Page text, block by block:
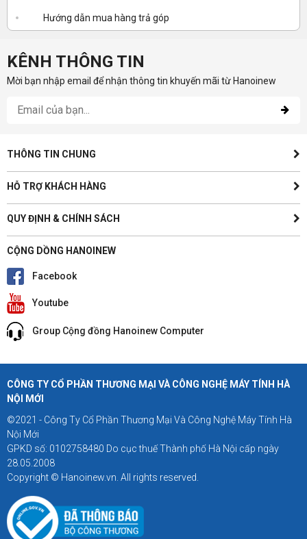
Hướng dẫn mua hàng trả góp
KÊNH THÔNG TIN
Mời bạn nhập email để nhận thông tin khuyến mãi từ Hanoinew
THÔNG TIN CHUNG
HỖ TRỢ KHÁCH HÀNG
QUY ĐỊNH & CHÍNH SÁCH
CỘNG DỒNG HANOINEW
Facebook
Youtube
Group Cộng đồng Hanoinew Computer
CÔNG TY CỔ PHẦN THƯƠNG MẠI VÀ CÔNG NGHỆ MÁY TÍNH HÀ
NỘI MỚI
©2021 - Công Ty Cổ Phần Thương Mại Và Công Nghệ Máy Tính Hà
Nội Mới
GPKD số: 0102758480 Do cục thuế Thành phố Hà Nội cấp ngày
28.05.2008
Copyright © Hanoinew.vn. All rights reserved.